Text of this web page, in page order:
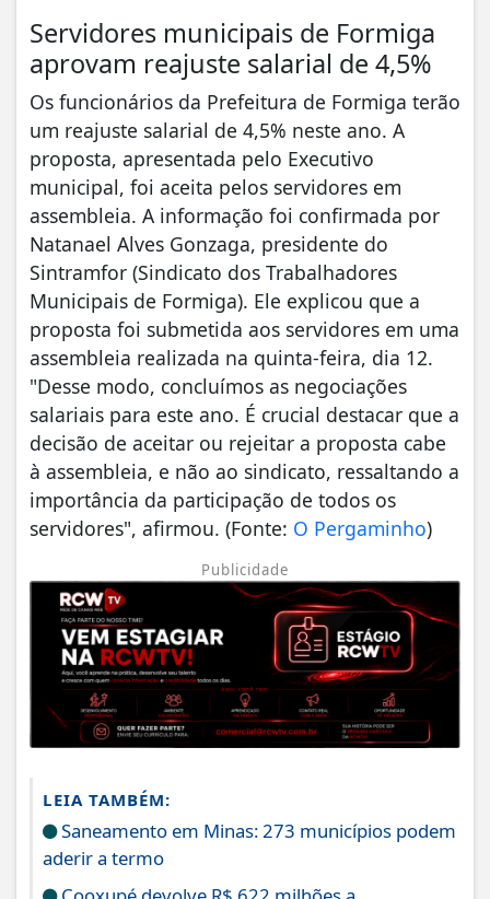
Servidores municipais de Formiga
aprovam reajuste salarial de 4,5%
Os funcionários da Prefeitura de Formiga terão
um reajuste salarial de 4,5% neste ano. A
proposta, apresentada pelo Executivo
municipal, foi aceita pelos servidores em
assembleia. A informação foi confirmada por
Natanael Alves Gonzaga, presidente do
Sintramfor (Sindicato dos Trabalhadores
Municipais de Formiga). Ele explicou que a
proposta foi submetida aos servidores em uma
assembleia realizada na quinta-feira, dia 12.
"Desse modo, concluímos as negociações
salariais para este ano. É crucial destacar que a
decisão de aceitar ou rejeitar a proposta cabe
à assembleia, e não ao sindicato, ressaltando a
importância da participação de todos os
servidores", afirmou. (Fonte: O Pergaminho)
Publicidade
LEIA TAMBÉM:
Saneamento em Minas: 273 municípios podem
aderir a termo